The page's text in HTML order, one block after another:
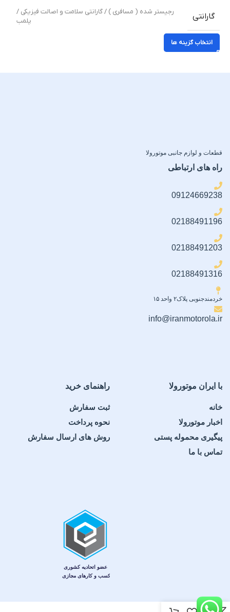
گارانتی
رجیستر شده ( مسافری ) / گارانتی سلامت و اصالت فیزیکی /
پلمب
انتخاب گزینه ها
قطعات و لوازم جانبی موتورولا
راه های ارتباطی
09124669238
02188491196
02188491203
02188491316
خردمندجنوبی پلاک۲ واحد ۱۵
info@iranmotorola.ir
با ایران موتورولا
خانه
اخبار موتورولا
پیگیری محموله پستی
تماس با ما
راهنمای خرید
ثبت سفارش
نحوه پرداخت
روش های ارسال سفارش